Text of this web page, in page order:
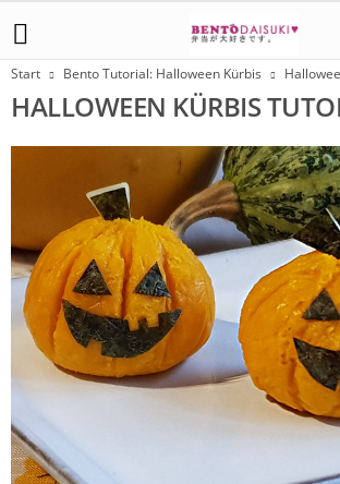
Start Bento Tutorial: Halloween Kürbis
HALLOWEEN KÜRBIS